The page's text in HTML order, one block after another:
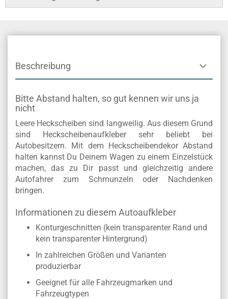
Beschreibung
Bitte Abstand halten, so gut kennen wir uns ja
nicht
Leere Heckscheiben sind langweilig. Aus diesem Grund
sind Heckscheibenaufkleber sehr beliebt bei
Autobesitzern. Mit dem Heckscheibendekor Abstand
halten kannst Du Deinem Wagen zu einem Einzelstück
machen, das zu Dir passt und gleichzeitig andere
Autofahrer zum Schmunzeln oder Nachdenken
bringen.
Informationen zu diesem Autoaufkleber
Konturgeschnitten (kein transparenter Rand und
kein transparenter Hintergrund)
In zahlreichen Größen und Varianten
produzierbar
Geeignet für alle Fahrzeugmarken und
Fahrzeugtypen